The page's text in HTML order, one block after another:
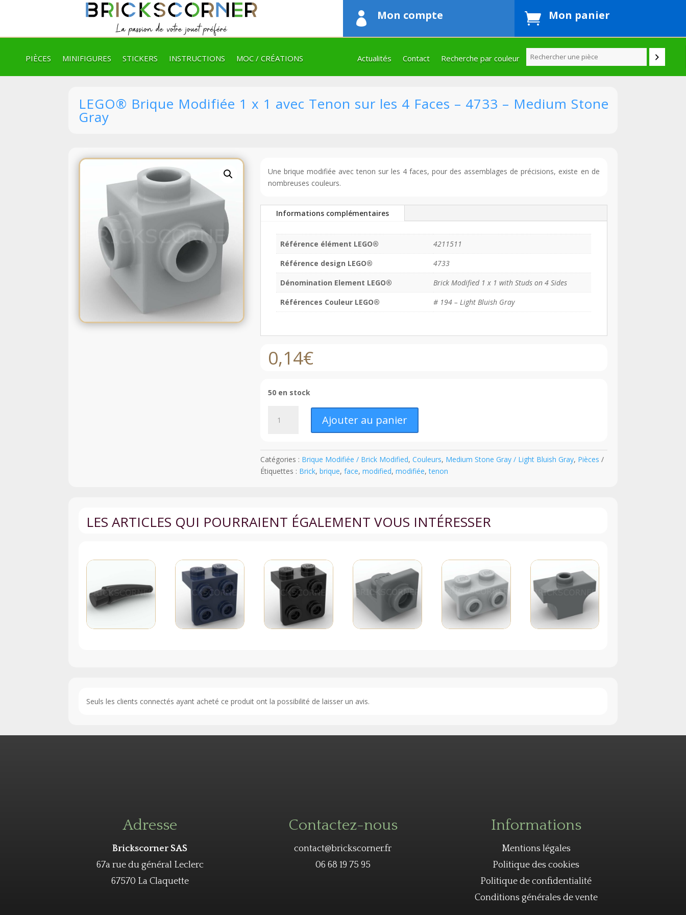
 Mon compte  Mon panier
PIÈCES MINIFIGURES STICKERS INSTRUCTIONS MOC / CRÉATIONS Actualités Contact Recherche par couleur
LEGO® Brique Modifiée 1 x 1 avec Tenon sur les 4 Faces – 4733 – Medium Stone
Gray
Une brique modifiée avec tenon sur les 4 faces, pour des assemblages de précisions, existe en de
nombreuses couleurs.
Informations complémentaires
Référence élément LEGO®
4211511
Référence design LEGO®
4733
Dénomination Element LEGO®
Brick Modified 1 x 1 with Studs on 4 Sides
Références Couleur LEGO®
# 194 – Light Bluish Gray
0,14€
50 en stock
Modifiée
1
Tenon
sur
Faces
4733
Medium
Stone
Ajouter au panier
Catégories : Brique Modifiée / Brick Modified, Couleurs, Medium Stone Gray / Light Bluish Gray, Pièces
Étiquettes : Brick, brique, face, modified, modifiée,tenon
LES ARTICLES QUI POURRAIENT ÉGALEMENT VOUS INTÉRESSER
Seuls les clients connectés ayant acheté ce produit ont la possibilité de laisser un avis.
Adresse
Brickscorner SAS
67a rue du général Leclerc
67570 La Claquette
Contactez-nous
contact@brickscorner.fr
06 68 19 75 95
Informations
Mentions légales
Politique des cookies
Politique de confidentialité
Conditions générales de vente